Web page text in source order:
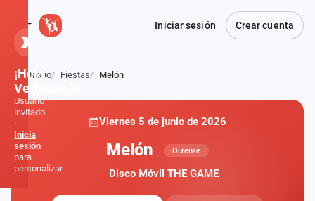
Iniciar sesión Crear cuenta
Atrás
Inicio Fiestas Melón
Viernes 5 de junio de 2026
Melón Ourense
Disco Móvil THE GAME
¡Hola,
Verbener@!
Usuario
invitado
·
Inicia
sesión
para
personalizar